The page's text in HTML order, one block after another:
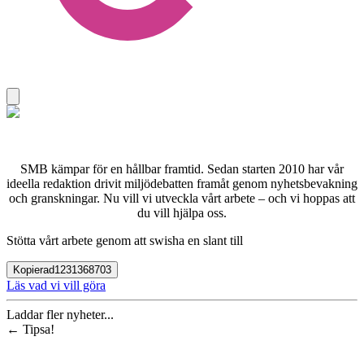
SMB kämpar för en hållbar framtid. Sedan starten 2010 har vår
ideella redaktion drivit miljödebatten framåt genom nyhetsbevakning
och granskningar. Nu vill vi utveckla vårt arbete – och vi hoppas att
du vill hjälpa oss.
Stötta vårt arbete genom att swisha en slant till
Kopierad1231368703
Läs vad vi vill göra
Laddar fler nyheter...
← Tipsa!